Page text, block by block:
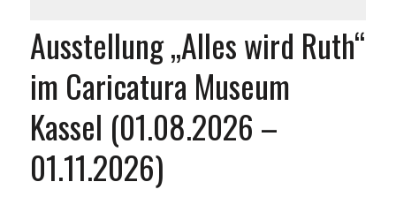
Ausstellung „Alles wird Ruth“
im Caricatura Museum
Kassel (01.08.2026 –
01.11.2026)